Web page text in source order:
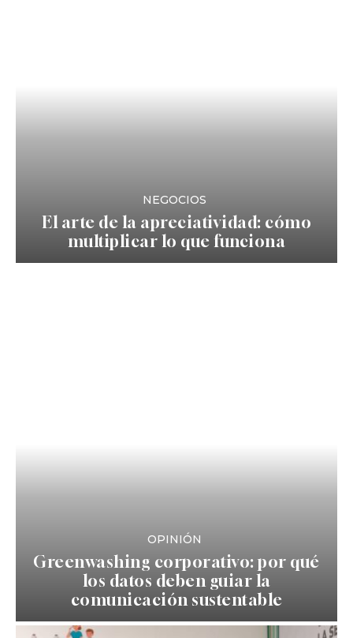
NEGOCIOS
El arte de la apreciatividad: cómo
multiplicar lo que funciona
OPINIÓN
Greenwashing corporativo: por qué
los datos deben guiar la
comunicación sustentable